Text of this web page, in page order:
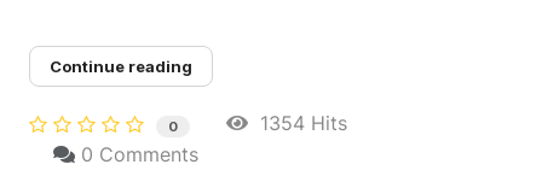
Continue reading
0
1354 Hits
0 Comments